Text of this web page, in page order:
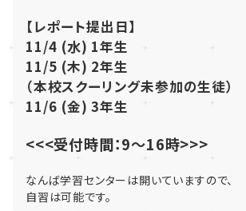
【レポート提出日】
11/4 (水) 1年生
11/5 (木) 2年生
（本校スクーリング未参加の生徒）
11/6 (金) 3年生
<<<受付時間：9～16時>>>
なんば学習センターは開いていますので、
自習は可能です。